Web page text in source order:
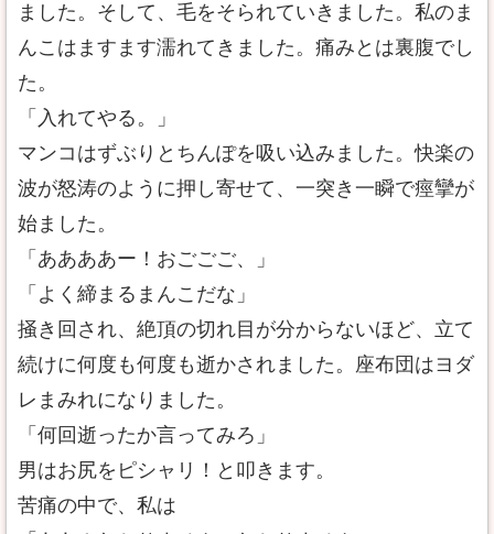
ました。そして、毛をそられていきました。私のま
んこはますます濡れてきました。痛みとは裏腹でし
た。
「入れてやる。」
マンコはずぶりとちんぽを吸い込みました。快楽の
波が怒涛のように押し寄せて、一突き一瞬で痙攣が
始ました。
「ああああー！おごごご、」
「よく締まるまんこだな」
掻き回され、絶頂の切れ目が分からないほど、立て
続けに何度も何度も逝かされました。座布団はヨダ
レまみれになりました。
「何回逝ったか言ってみろ」
男はお尻をピシャリ！と叩きます。
苦痛の中で、私は